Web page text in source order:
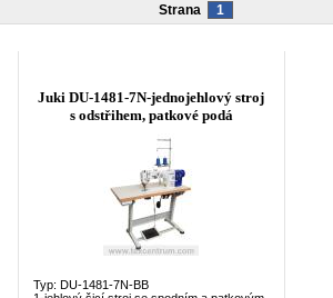
Strana 1
Juki DU-1481-7N-jednojehlový stroj
s odstřihem, patkové podá
Typ: DU-1481-7N-BB